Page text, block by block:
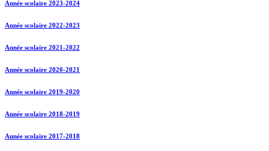
Année scolaire 2023-2024
Année scolaire 2022-2023
Année scolaire 2021-2022
Année scolaire 2020-2021
Année scolaire 2019-2020
Année scolaire 2018-2019
Année scolaire 2017-2018